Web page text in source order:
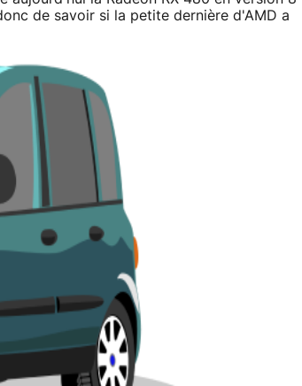
de savoir si la petite dernière d'AMD a